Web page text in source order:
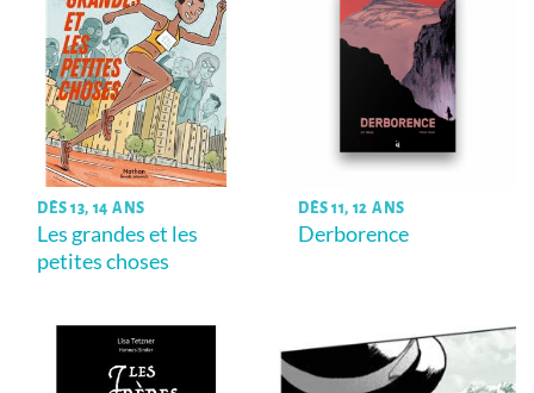
DÈS 13, 14 ANS
Les grandes et les
petites choses
DÈS 11, 12 ANS
Derborence